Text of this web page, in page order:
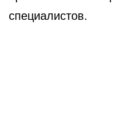
специалистов.